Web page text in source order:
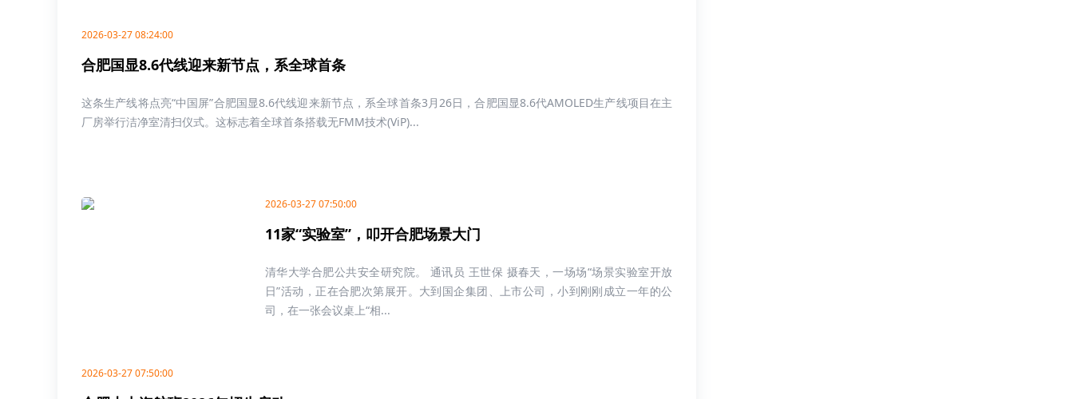
2026-03-27 08:24:00
合肥国显8.6代线迎来新节点，系全球首条
这条生产线将点亮“中国屏”合肥国显8.6代线迎来新节点，系全球首条3月26日，合肥国显8.6代AMOLED生产线项目在主
厂房举行洁净室清扫仪式。这标志着全球首条搭载无FMM技术(ViP)...
2026-03-27 07:50:00
11家“实验室”，叩开合肥场景大门
清华大学合肥公共安全研究院。 通讯员 王世保 摄春天，一场场“场景实验室开放
日”活动，正在合肥次第展开。大到国企集团、上市公司，小到刚刚成立一年的公
司，在一张会议桌上“相...
2026-03-27 07:50:00